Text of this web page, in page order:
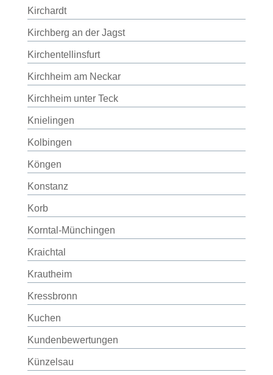
Kirchardt
Kirchberg an der Jagst
Kirchentellinsfurt
Kirchheim am Neckar
Kirchheim unter Teck
Knielingen
Kolbingen
Köngen
Konstanz
Korb
Korntal-Münchingen
Kraichtal
Krautheim
Kressbronn
Kuchen
Kundenbewertungen
Künzelsau